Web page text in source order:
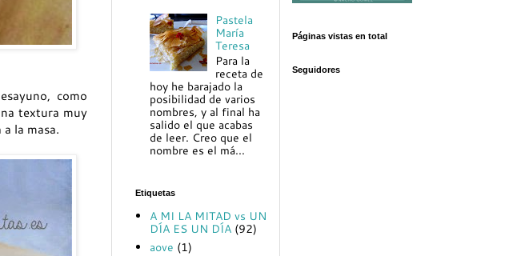
como
textura muy
la masa.
Pastela
María
Teresa
Para la
receta de
hoy he barajado la
posibilidad de varios
nombres, y al final ha
salido el que acabas
de leer. Creo que el
nombre es el má...
Etiquetas
A MI LA MITAD vs UN
DÍA ES UN DÍA (92)
aove (1)
Páginas vistas en total
Seguidores